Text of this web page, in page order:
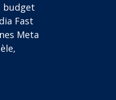
budget
Fast
Meta